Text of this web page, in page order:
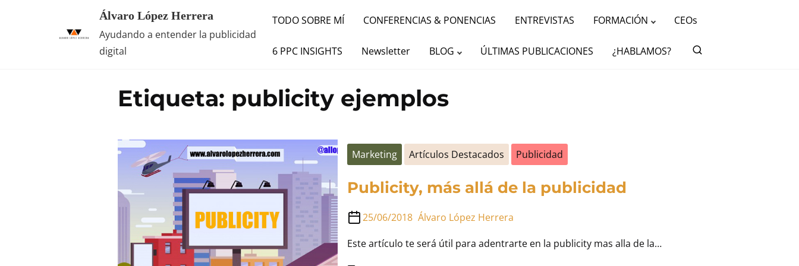
Álvaro López Herrera
Ayudando a entender la publicidad
digital
TODO SOBRE MÍ CONFERENCIAS & PONENCIAS ENTREVISTAS FORMACIÓN CEOs
6 PPC INSIGHTS Newsletter BLOG ÚLTIMAS PUBLICACIONES ¿HABLAMOS?
Etiqueta: publicity ejemplos
Marketing Artículos Destacados Publicidad
Publicity, más allá de la publicidad
25/06/2018 Álvaro López Herrera
Este artículo te será útil para adentrarte en la publicity mas alla de la…